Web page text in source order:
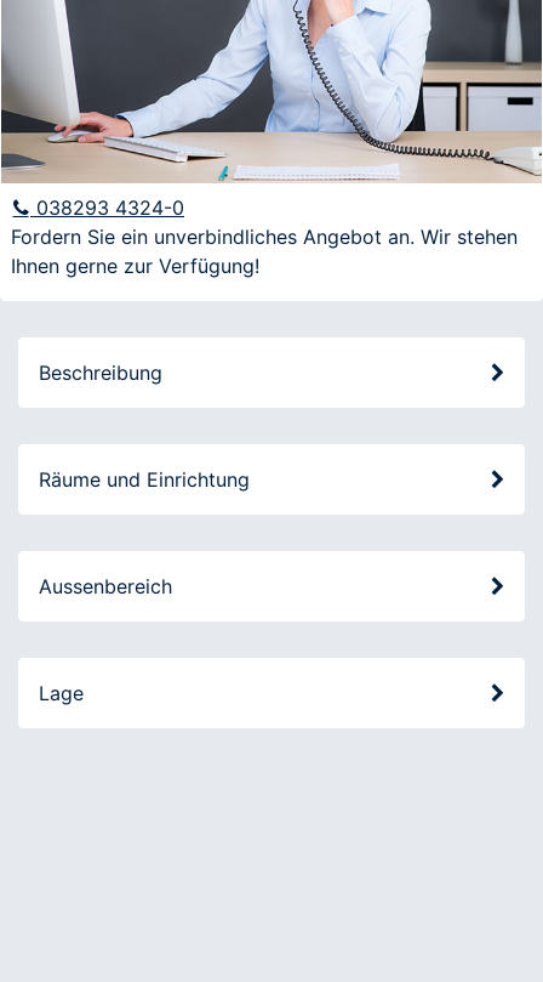
E-Mail
Anfrage
Veranstaltungen informiert werden
038293 4324-0
Fordern Sie ein unverbindliches Angebot an. Wir stehen
Ihnen gerne zur Verfügung!
Beschreibung
Räume und Einrichtung
Aussenbereich
Lage